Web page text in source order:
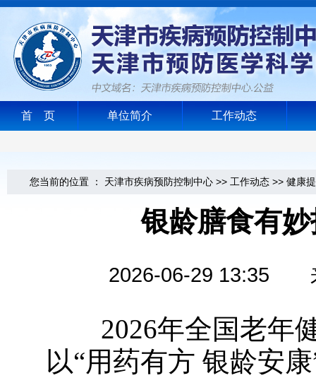
首 页 单位简介 工作动态
您当前的位置 ： 天津市疾病预防控制中心 >> 工作动态 >> 健康
银龄膳食有
2026-06-29 13:35
2026年全国老年
以“用药有方 银龄安